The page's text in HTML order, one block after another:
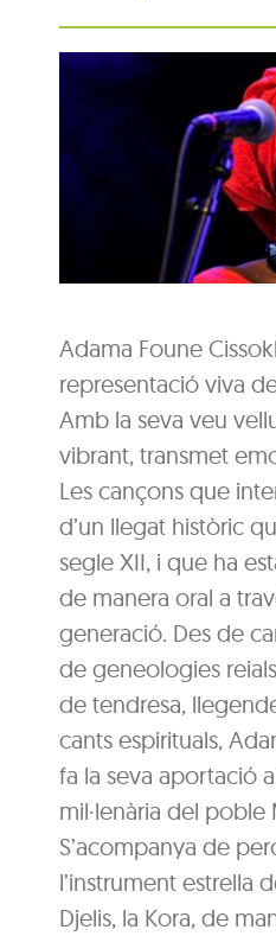
Adama Foune
representació viva
Amb la seva veu
vibrant, transmet
Les cançons que
d’un llegat històric
segle XII, i que ha
de manera oral a
generació. Des de
de geneologies
de tendresa,
cants espirituals,
fa la seva aportació
mil·lenària del poble
S’acompanya de
l’instrument estrella
Djelis, la Kora, de